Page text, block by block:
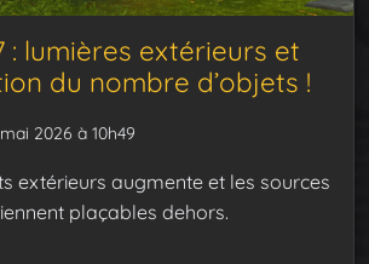
: lumières extérieurs et
du nombre d’objets !
2026 à 10h49
extérieurs augmente et les sources
plaçables dehors.